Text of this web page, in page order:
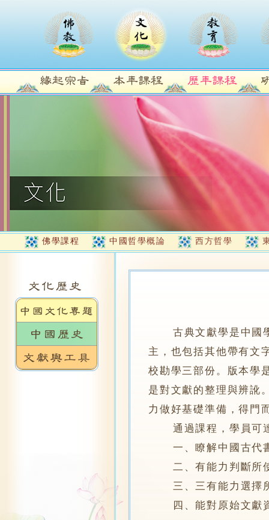
佛學課程 中國哲學概論 西方哲學
古典文獻學是中國
主，也包括其他帶有文
校勘學三部份。版本學
是對文獻的整理與辨訛
力做好基礎準備，得門
通過課程，學員可
一、瞭解中國古代
二、有能力判斷所使
三、三有能力選擇
四、能對原始文獻資